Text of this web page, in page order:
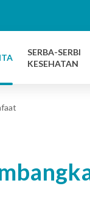
SERBA-SERBI
KESEHATAN